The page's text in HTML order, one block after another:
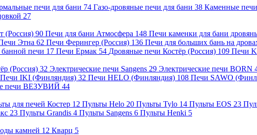
печи для бани 74 Газо-дровяные печи для бани 38 Каменные
27
(Россия) 90 Печи для бани Атмосфера 148 Печи каменки для бани
Этна 62 Печи Ферингер (Россия) 136 Печи для больших бань на
печи 17 Печи Ермак 54 Дровяные печи Костёр (Россия) 109 Печи
(Россия) 32 Электрические печи Sangens 29 Электрические печи BORN
Печи IKI (Финляндия) 32 Печи HELO (Финляндия) 108 Печи SAWO
печи ВЕЗУВИЙ 44
для печей Костер 12 Пульты Helo 20 Пульты Tylo 14 Пульты EOS 23
23 Пульты Grandis 4 Пульты Sangens 6 Пульты Henki 5
камней 12 Кварц 5